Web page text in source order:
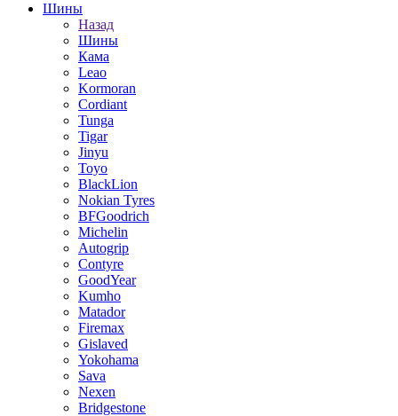
Шины
Назад
Шины
Кама
Leao
Kormoran
Cordiant
Tunga
Tigar
Jinyu
Toyo
BlackLion
Nokian Tyres
BFGoodrich
Michelin
Autogrip
Contyre
GoodYear
Kumho
Matador
Firemax
Gislaved
Yokohama
Sava
Nexen
Bridgestone